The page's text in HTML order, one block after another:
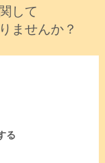
して
ませんか？
る